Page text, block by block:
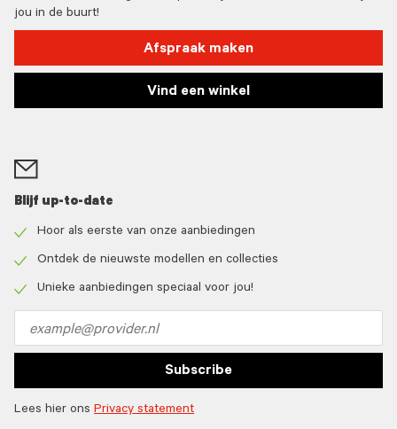
jou in de buurt!
Afspraak maken
Vind een winkel
Blijf up-to-date
icon
Hoor als eerste van onze aanbiedingen
icon
Ontdek de nieuwste modellen en collecties
Unieke aanbiedingen speciaal voor jou!
address
Subscribe
Lees hier ons Privacy statement